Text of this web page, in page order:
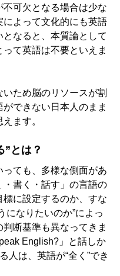
可欠となる場合は少な
によって文化的にも英語
なると、本質論として
て英語は不要といえま
ため脳のリソースが割
できない日本人のまま
ます。
”とは？
ても、多様な側面があ
・書く・話す」の言語の
に設定するのか、すな
になりたいのか”によっ
断基準も異なってきま
English?」と話しか
人は、英語が“全く”でき